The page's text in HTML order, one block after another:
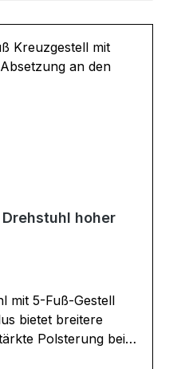
in cm: B
Drehstuhl hoher
mit 5-Fuß-Gestell
Polsterung bei